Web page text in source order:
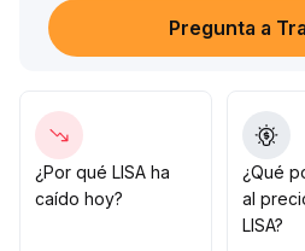
Se recomienda a los
considerar incrementar
diarios)
Si el precio cae por debajo
de referencia 3
50-3.
80), se sugiere cortar
Pregunta a
¿Por qué LISA ha
caído hoy?
¿Qué
al
LISA?